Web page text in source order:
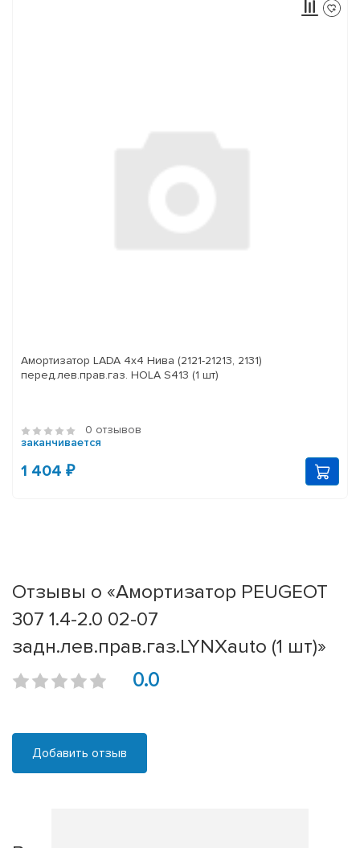
Амортизатор LADA 4x4 Нива (2121-21213, 2131)
перед.лев.прав.газ. HOLA S413 (1 шт)
0 отзывов
заканчивается
1 404 ₽
Отзывы о «Амортизатор PEUGEOT
307 1.4-2.0 02-07
задн.лев.прав.газ.LYNXauto (1 шт)»
0.0
Добавить отзыв